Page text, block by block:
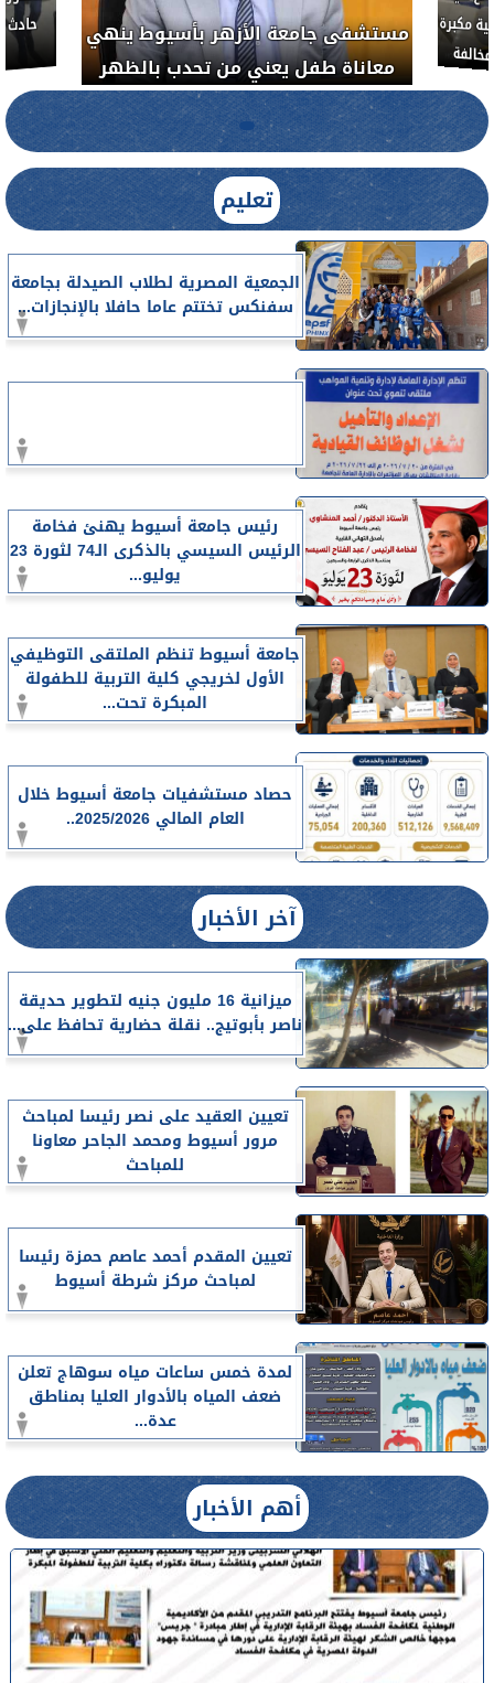
مستشفى جامعة الأزهر بأسيوط ينهي
معاناة طفل يعني من تحدب بالظهر
مكبرة
تعليم
الجمعية المصرية لطلاب الصيدلة بجامعة
سفنكس تختتم عاما حافلا بالإنجازات...
رئيس جامعة أسيوط يهنئ فخامة
الرئيس السيسي بالذكرى الـ74 لثورة 23
يوليو...
جامعة أسيوط تنظم الملتقى التوظيفي
الأول لخريجي كلية التربية للطفولة
المبكرة تحت...
حصاد مستشفيات جامعة أسيوط خلال
العام المالي 2025/2026..
آخر الأخبار
ميزانية 16 مليون جنيه لتطوير حديقة
ناصر بأبوتيج.. نقلة حضارية تحافظ على...
تعيين العقيد على نصر رئيسا لمباحث
مرور أسيوط ومحمد الجاحر معاونا
للمباحث
تعيين المقدم أحمد عاصم حمزة رئيسا
لمباحث مركز شرطة أسيوط
لمدة خمس ساعات مياه سوهاج تعلن
ضعف المياه بالأدوار العليا بمناطق
عدة...
أهم الأخبار